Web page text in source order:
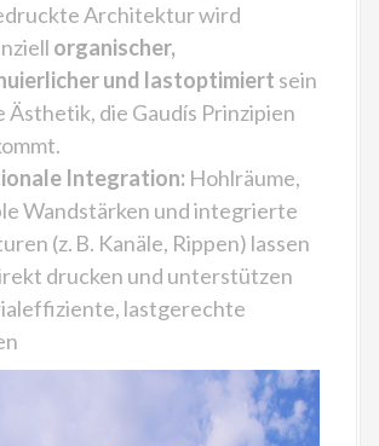
Architektur wird
organischer,
und lastoptimiert sein
Ästhetik, die Gaudís Prinzipien
Integration: Hohlräume,
Wandstärken und integrierte
(z. B. Kanäle, Rippen) lassen
drucken und unterstützen
lastgerechte